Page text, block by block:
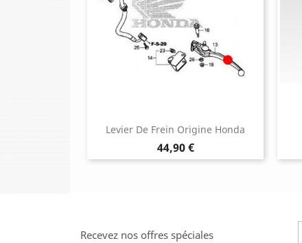
Levier De Frein Origine Honda
Prix
44,90 €
Recevez nos offres spéciales